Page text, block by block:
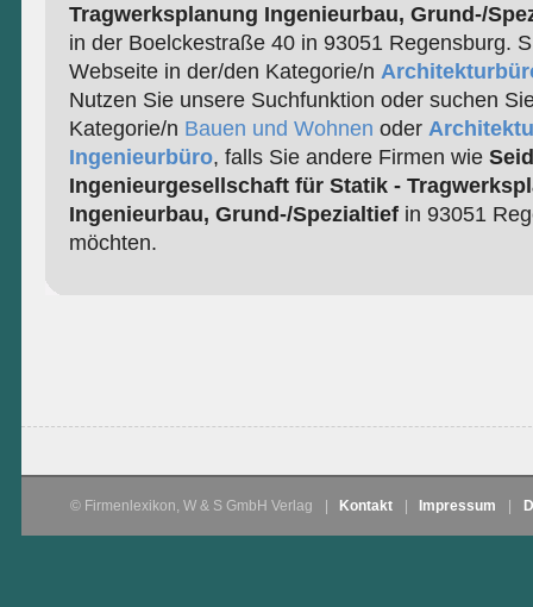
Tragwerksplanung Ingenieurbau, Grund-/
in der Boelckestraße 40 in 93051 Regensburg.
Webseite in der/den Kategorie/n
Nutzen Sie unsere Suchfunktion oder suchen
Kategorie/n Bauen und Wohnen oder
Ingenieurbüro, falls Sie andere Firmen wie
Ingenieurgesellschaft für Statik -
Ingenieurbau, Grund-/Spezialtiefin 93051
möchten.
© Firmenlexikon, W & S GmbH Verlag Kontakt Impressum